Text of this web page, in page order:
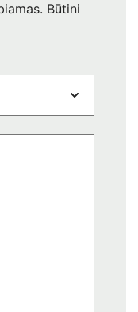
Būtini